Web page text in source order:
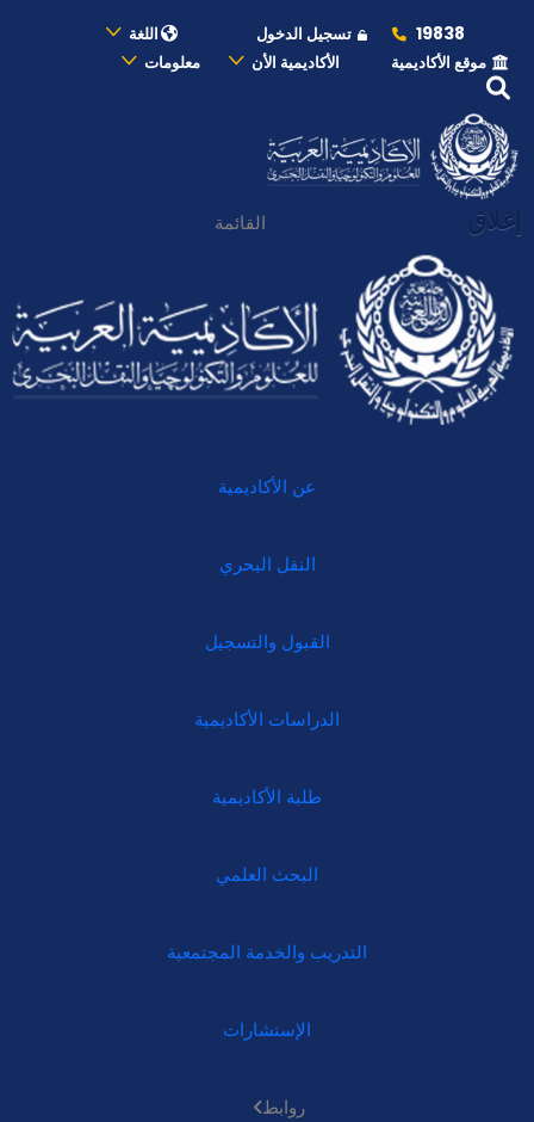
19838 تسجيل الدخول
اللغة
موقع الأكاديمية
الأكاديمية الأن معلومات
إغلاق القائمة
عن الأكاديمية
النقل البحري
القبول والتسجيل
الدراسات الأكاديمية
طلبة الأكاديمية
البحث العلمي
التدريب والخدمة المجتمعية
الإستشارات
روابط